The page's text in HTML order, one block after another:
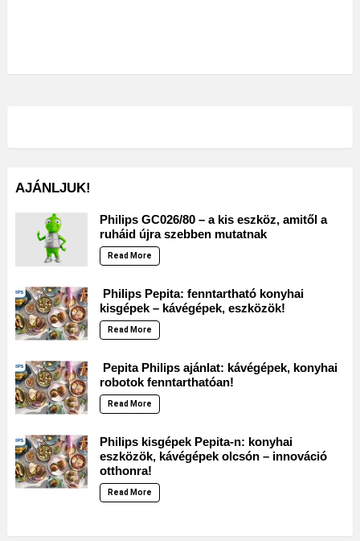
AJÁNLJUK!
Philips GC026/80 – a kis eszköz, amitől a
ruháid újra szebben mutatnak
Read More
Philips Pepita: fenntartható konyhai
kisgépek – kávégépek, eszközök!
Read More
Pepita Philips ajánlat: kávégépek, konyhai
robotok fenntarthatóan!
Read More
Philips kisgépek Pepita-n: konyhai
eszközök, kávégépek olcsón – innováció
otthonra!
Read More